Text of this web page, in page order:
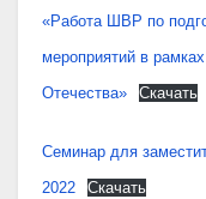
«Работа ШВР по
мероприятий в
Отечества»
Скачать
Семинар для
2022
Скачать